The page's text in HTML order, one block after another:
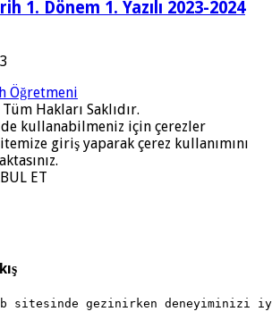
1. Dönem 1. Yazılı 2023-2024
Öğretmeni
Hakları Saklıdır.
kullanabilmeniz için çerezler
giriş yaparak çerez kullanımını
ET
sitesinde gezinirken deneyiminizi